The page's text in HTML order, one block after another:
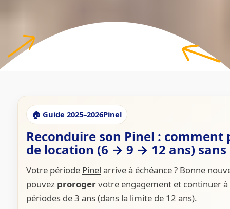
🏠 Guide 2025–2026Pinel
Reconduire son Pinel :
de location (6 → 9 → 12 ans)
Votre période Pinel arrive à échéance ? Bonne
pouvez prorogervotre engagement et continuer
périodes de 3 ans (dans la limite de 12 ans).